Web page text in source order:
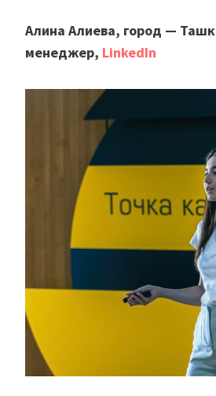
Алина Алиева, город —
менеджер, LinkedIn